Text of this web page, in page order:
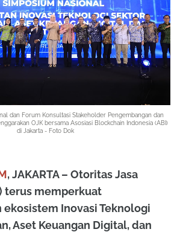
dan Forum Konsultasi Stakeholder Pengembangan dan
OJK bersama Asosiasi Blockchain Indonesia (ABI)
di Jakarta - Foto Dok
, JAKARTA – Otoritas Jasa
terus memperkuat
ekosistem Inovasi Teknologi
Aset Keuangan Digital, dan